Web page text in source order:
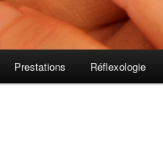
Prestations Réflexologie